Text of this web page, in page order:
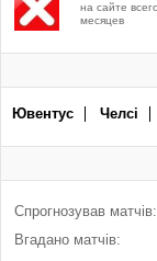
на сайте
месяцев
Ювентус Челсі
Спрогнозував матчів:
Вгадано матчів: